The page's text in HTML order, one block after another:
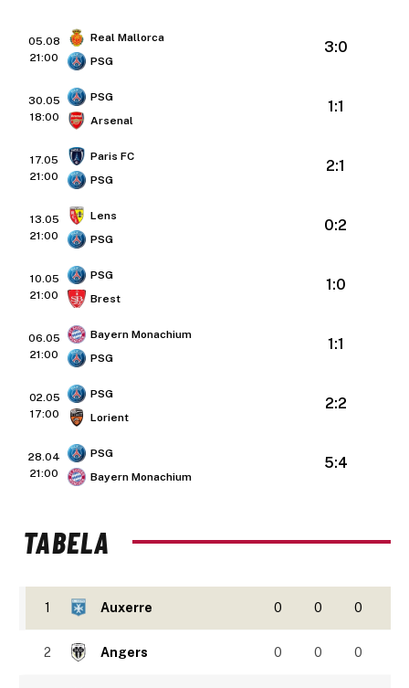
05.08
21:00
Real Mallorca
PSG
3:0
30.05
18:00
PSG
Arsenal
1:1
17.05
21:00
Paris FC
PSG
2:1
13.05
21:00
Lens
PSG
0:2
10.05
21:00
PSG
Brest
1:0
06.05
21:00
Bayern Monachium
PSG
1:1
02.05
17:00
PSG
Lorient
2:2
28.04
21:00
PSG
Bayern Monachium
5:4
TABELA
1 Auxerre 0 0 0
2 Angers 0 0 0